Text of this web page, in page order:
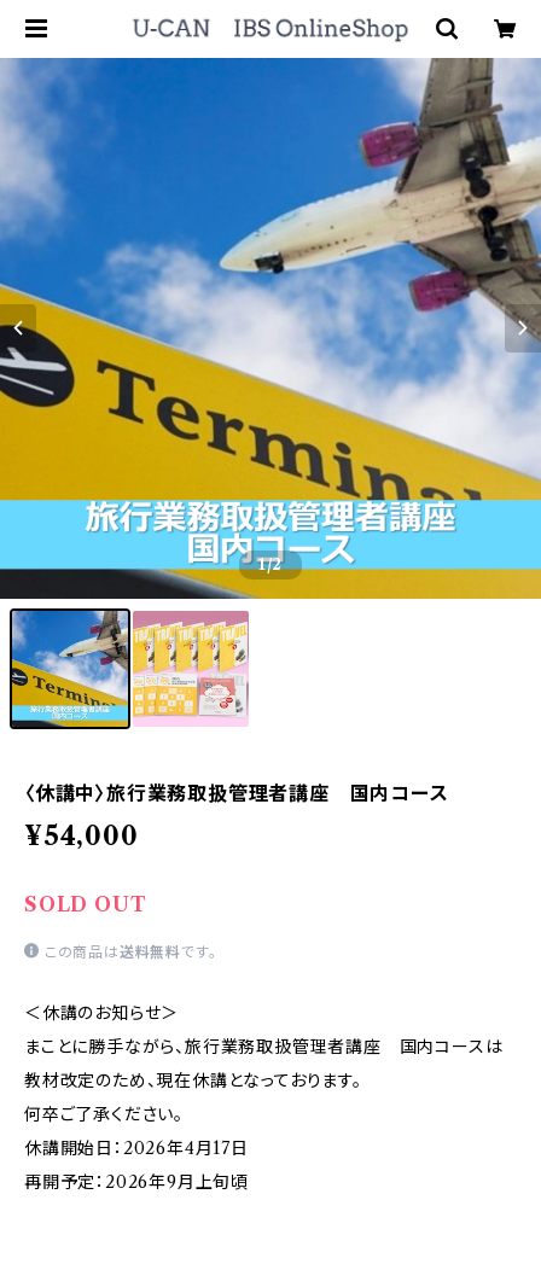
1/2
〈休講中〉旅行業務取扱管理者講座 国内コース
¥54,000
SOLD OUT
この商品は送料無料です。
＜休講のお知らせ＞
まことに勝手ながら、旅行業務取扱管理者講座 国内コースは
教材改定のため、現在休講となっております。
何卒ご了承ください。
休講開始日：2026年4月17日
再開予定：2026年9月上旬頃